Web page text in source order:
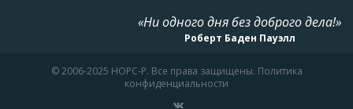
«Ни одного дня без доброго дела!»
Роберт Баден Пауэлл
© 2006-2025 НОРС-Р. Все права защищены. Политика
конфиденциальности